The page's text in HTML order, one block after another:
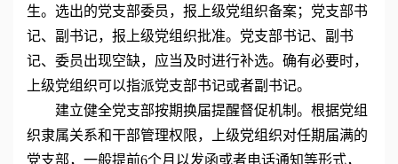
生。选出的党支部委员，报上级党组织备案；党支部书
记、副书记，报上级党组织批准。党支部书记、副书
记、委员出现空缺，应当及时进行补选。确有必要时，
上级党组织可以指派党支部书记或者副书记。
建立健全党支部按期换届提醒督促机制。根据党组
织隶属关系和干部管理权限，上级党组织对任期届满的
党支部，一般提前6个月以发函或者电话通知等形式，